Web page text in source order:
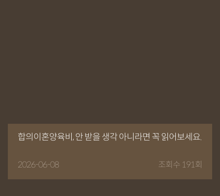
합의이혼양육비, 안 받을 생각 아니라면 꼭 읽어보세요.
2026-06-08 조회수 191회